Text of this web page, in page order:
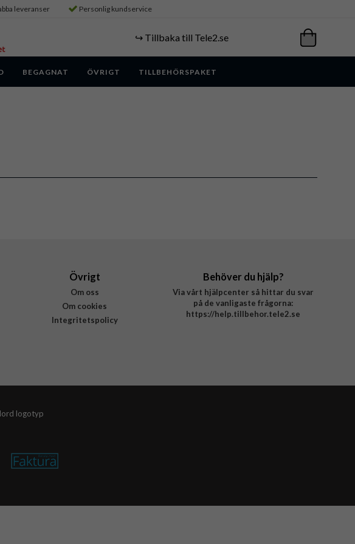
leveranser Personlig kundservice
↪️ Tillbaka till Tele2.se
BEGAGNAT ÖVRIGT TILLBEHÖRSPAKET
Övrigt
Om oss
Om cookies
Integritetspolicy
Behöver du hjälp?
Via vårt hjälpcenter så hittar du svar
på de vanligaste frågorna:
https://help.tillbehor.tele2.se